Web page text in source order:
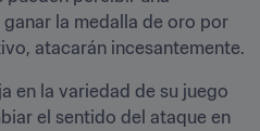
la medalla de oro por
atacarán incesantemente.
en la variedad de su juego
el sentido del ataque en